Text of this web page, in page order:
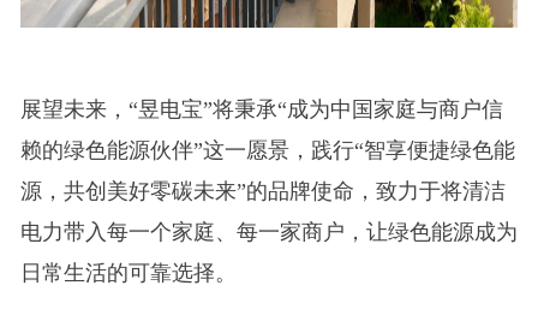
展望未来，“昱电宝”将秉承“成为中国家庭与商户信
赖的绿色能源伙伴”这一愿景，践行“智享便捷绿色能
源，共创美好零碳未来”的品牌使命，致力于将清洁
电力带入每一个家庭、每一家商户，让绿色能源成为
日常生活的可靠选择。